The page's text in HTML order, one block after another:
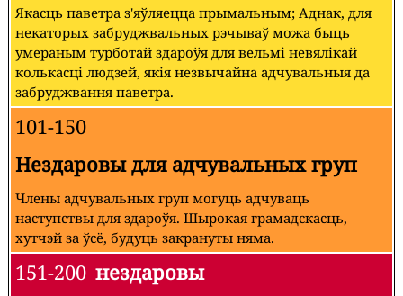
Якасць паветра з'яўляецца прымальным; Аднак, для
некаторых забруджвальных рэчываў можа быць
умераным турботай здароўя для вельмі невялікай
колькасці людзей, якія незвычайна адчувальныя да
забруджвання паветра.
101-150
Нездаровы для адчувальных груп
Члены адчувальных груп могуць адчуваць
наступствы для здароўя. Шырокая грамадскасць,
хутчэй за ўсё, будуць закрануты няма.
151-200 нездаровы